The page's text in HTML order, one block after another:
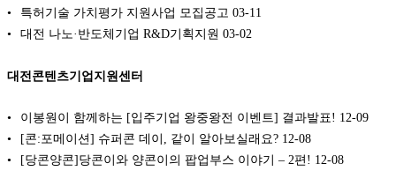
특허기술 가치평가 지원사업 모집공고 03-11
대전 나노·반도체기업 R&D기획지원 03-02
대전콘텐츠기업지원센터
이봉원이 함께하는 [입주기업 왕중왕전 이벤트] 결과발표! 12-09
[콘:포메이션] 슈퍼콘 데이, 같이 알아보실래요? 12-08
[당콘양콘]당콘이와 양콘이의 팝업부스 이야기 – 2편! 12-08